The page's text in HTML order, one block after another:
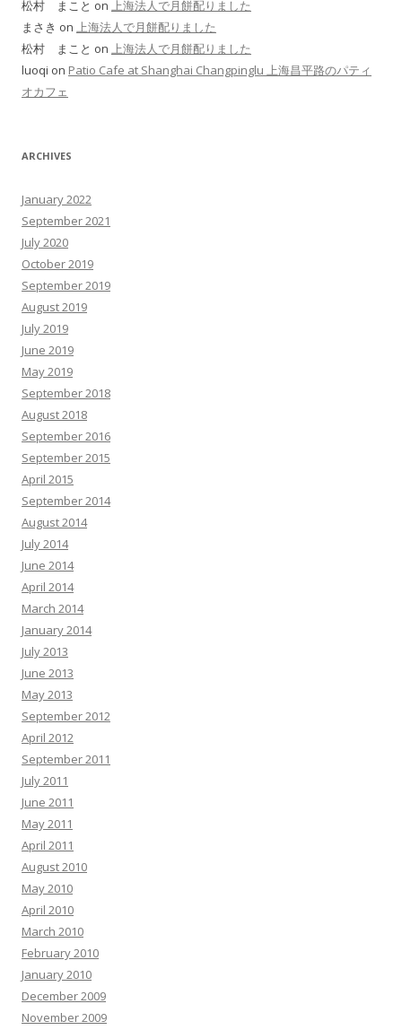
松村 まこと on 上海法人で月餅配りました
まさき on 上海法人で月餅配りました
松村 まこと on 上海法人で月餅配りました
luoqi on Patio Cafe at Shanghai Changpinglu 上海昌平路のパティ
オカフェ
ARCHIVES
January 2022
September 2021
July 2020
October 2019
September 2019
August 2019
July 2019
June 2019
May 2019
September 2018
August 2018
September 2016
September 2015
April 2015
September 2014
August 2014
July 2014
June 2014
April 2014
March 2014
January 2014
July 2013
June 2013
May 2013
September 2012
April 2012
September 2011
July 2011
June 2011
May 2011
April 2011
August 2010
May 2010
April 2010
March 2010
February 2010
January 2010
December 2009
November 2009